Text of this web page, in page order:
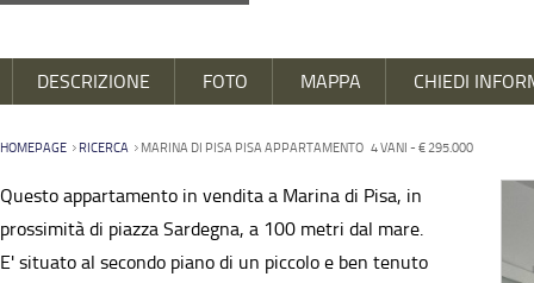
DESCRIZIONE FOTO MAPPA CHIEDI
HOMEPAGE RICERCA MARINA DI PISA PISA APPARTAMENTO 4 VANI - € 295.000
Questo appartamento in vendita a Marina di Pisa, in
prossimità di piazza Sardegna, a 100 metri dal mare.
E' situato al secondo piano di un piccolo e ben tenuto